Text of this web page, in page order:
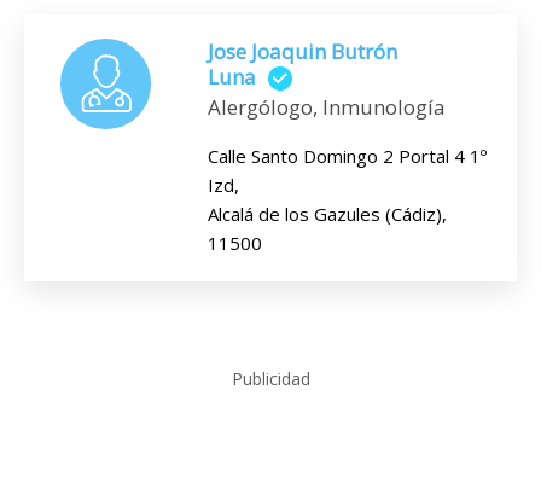
Jose Joaquin Butrón
Luna
Alergólogo, Inmunología
Calle Santo Domingo 2 Portal 4 1º
Izd,
Alcalá de los Gazules (Cádiz),
11500
Publicidad